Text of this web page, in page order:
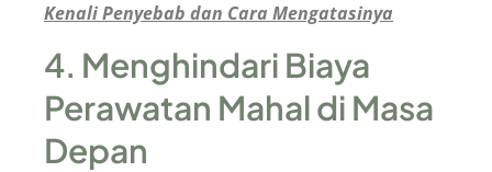
Kenali Penyebab dan Cara Mengatasinya
4. Menghindari Biaya
Perawatan Mahal di Masa
Depan